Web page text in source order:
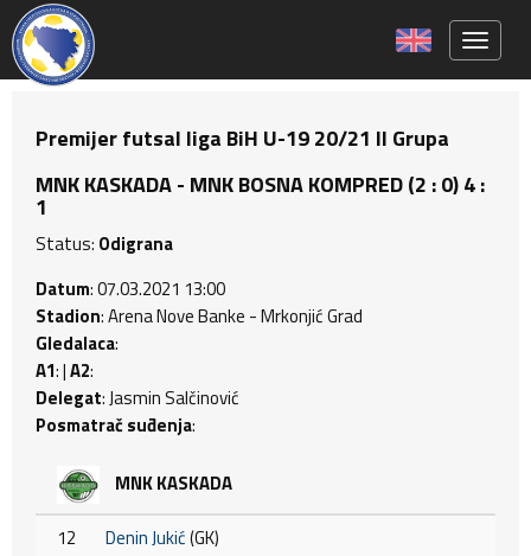
Premijer futsal liga BiH U-19 20/21 II Grupa
MNK KASKADA - MNK BOSNA KOMPRED (2 : 0) 4 :
1
Status: Odigrana
Datum: 07.03.2021 13:00
Stadion: Arena Nove Banke - Mrkonjić Grad
Gledalaca:
A1: |A2:
Delegat: Jasmin Salčinović
Posmatrač suđenja:
MNK KASKADA
12 Denin Jukić(GK)